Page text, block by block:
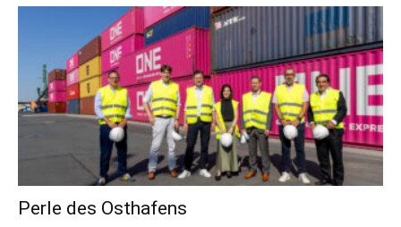
Perle des Osthafens